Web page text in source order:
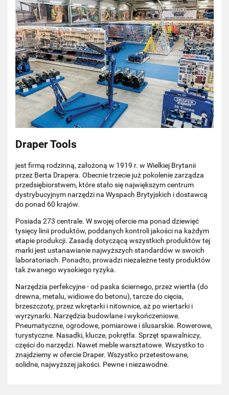
Draper Tools
jest firmą rodzinną, założoną w 1919 r. w Wielkiej Brytanii
przez Berta Drapera. Obecnie trzecie już pokolenie zarządza
przedsiębiorstwem, które stało się największym centrum
dystrybucyjnym narzędzi na Wyspach Brytyjskich i dostawcą
do ponad 60 krajów.
Posiada 273 centrale. W swojej ofercie ma ponad dziewięć
tysięcy linii produktów, poddanych kontroli jakości na każdym
etapie produkcji. Zasadą dotyczącą wszystkich produktów tej
marki jest ustanawianie najwyższych standardów w swoich
laboratoriach. Ponadto, prowadzi niezależne testy produktów
tak zwanego wysokiego ryzyka.
Narzędzia perfekcyjne - od paska ściernego, przez wiertła (do
drewna, metalu, widiowe do betonu), tarcze do cięcia,
brzeszczoty, przez wkrętarki i nitownice, aż po wiertarki i
wyrzynarki. Narzędzia budowlane i wykończeniowe.
Pneumatyczne, ogrodowe, pomiarowe i ślusarskie. Rowerowe,
turystyczne. Nasadki, klucze, pokrętła. Sprzęt spawalniczy,
części do narzędzi. Nawet meble warsztatowe. Wszystko to
znajdziemy w ofercie Draper. Wszystko przetestowane,
solidne, najwyższej jakości. Pewne i niezawodne.